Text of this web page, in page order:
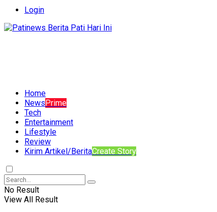
Login
Home
NewsPrime
Tech
Entertainment
Lifestyle
Review
Kirim Artikel/BeritaCreate Story
No Result
View All Result